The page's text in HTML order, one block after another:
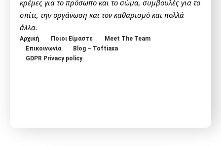
κρέμες για το πρόσωπο και το σώμα, συμβουλές για το
σπίτι, την οργάνωση και τον καθαρισμό και πολλά
άλλα.
Αρχική Ποιοι Είμαστε
Meet The Team
Επικοινωνία
Blog – Toftiaxa
GDPR Privacy policy